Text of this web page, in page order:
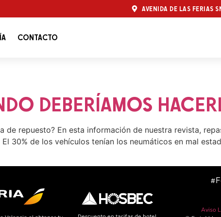
AVENIDA DE LAS FERIAS
CONTACTO
DEBERÍAMOS
de repuesto? En esta información de nuestra revista,
30% de los vehículos tenían los neumáticos en mal
Aviso